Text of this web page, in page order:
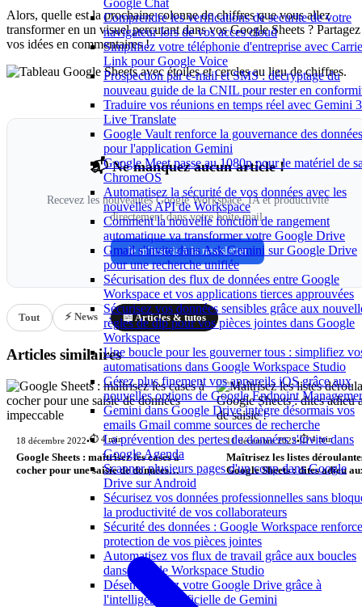
Google Chat
Comprendre les verifications de securite de votre
navigateur lors de vos acces cloud
Simplifiez votre téléphonie d'entreprise avec
Link pour Google Voice
Prospection par e-mail et SMS : décryptage du
nouveau guide de la CNIL pour rester en
Traduire vos réunions en temps réel avec Gemini
Live Translate
Google Vault renforce la gouvernance des données
pour l'application Gemini
Google Meet passe au 1080p pour le matériel de
ChromeOS
Automatisez la sécurité de vos données avec les
nouvelles API de Workspace
Comment la nouvelle fonction de rangement
automatique va transformer votre Google Drive
Gmail s'invite dans Ask Gemini sur Google Drive
pour une recherche unifiée
Sécurisation des flux de données entre Google
Workspace et vos applications tierces approuvées
Sécurisez vos données sensibles grâce aux
règles de dlp pour vos pièces jointes dans Google
Workspace
Une boucle pour les gouverner tous : simplifiez
automatisations dans Google Workspace Studio
Gérez plus finement vos appareils iOS grâce aux
nouvelles options de Google Endpoint
Gemini dans Google Drive intègre désormais vos
emails Gmail comme sources de recherche
La prévention des pertes de données s'invite dans
Google Agenda
Scanner plusieurs pages d'un coup dans Google
Drive sur Android
Sécurisez vos données professionnelles sans
la productivité de vos collaborateurs
Sécurité des données : Google Workspace
protection de vos pièces jointes
Automatisez vos flux de travail grâce aux boucles
dans Google Workspace Studio
Désencombrez votre Google Drive grâce à
l'intelligence artificielle de Gemini
Alors, quelle est la prochaine colonne de chiffres que vous allez
transformer en un visuel percutant dans vos Google Sheets ? Partagez
vos idées en commentaires !
📬 Ne manquez aucun article !
Recevez les nouveautés Google Workspace, IA et productivité
directement dans votre boîte mail.
Je m'inscris à la newsletter
Tout ⚡ News 📖 Articles & tutos
Articles similaires
18 décembre 2022•⏱️ 4 min
Google Sheets : maîtrisez les cases à
cocher pour une saisie de données
11 décembre 2022•⏱️ 4 min
Maîtrisez les listes
Google Sheets : dites adieu